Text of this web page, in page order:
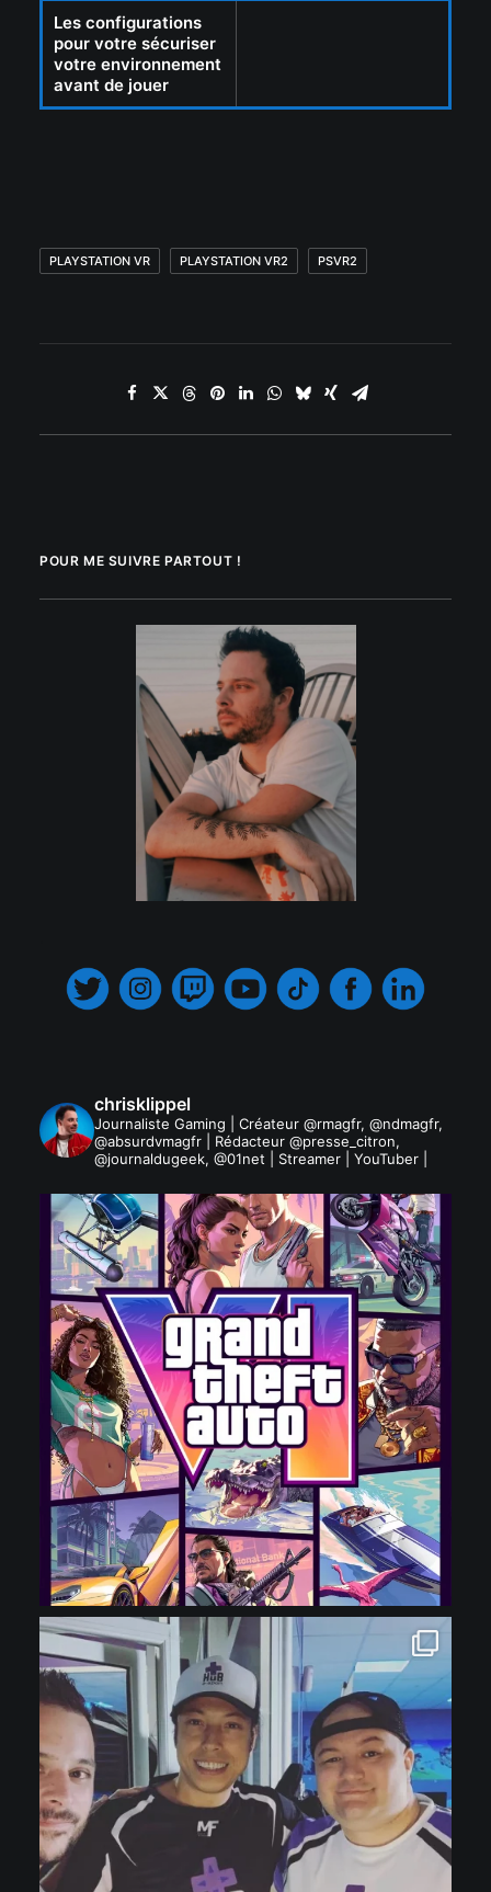
Les configurations
pour votre sécuriser
votre environnement
avant de jouer
PLAYSTATION VR PLAYSTATION VR2 PSVR2
POUR ME SUIVRE PARTOUT !
chrisklippel
Journaliste Gaming | Créateur @rmagfr, @ndmagfr,
@absurdvmagfr | Rédacteur @presse_citron,
@journaldugeek, @01net | Streamer | YouTuber |